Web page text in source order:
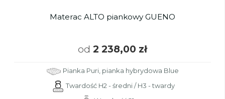
Materac ALTO piankowy GUENO
od 2 238,00 zł
Pianka Puri, pianka hybrydowa Blue
Twardość H2 - średni / H3 - twardy